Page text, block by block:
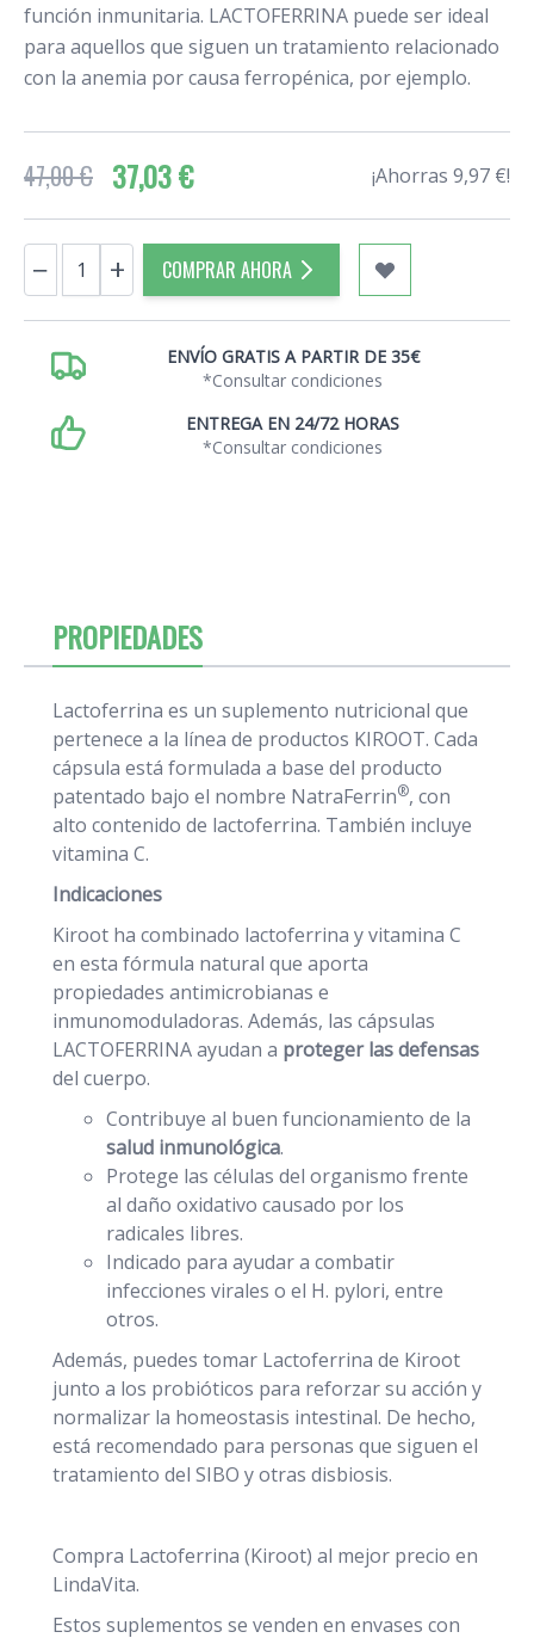
función inmunitaria. LACTOFERRINA puede ser ideal
para aquellos que siguen un tratamiento relacionado
con la anemia por causa ferropénica, por ejemplo.
47,00 € 37,03 € ¡Ahorras 9,97 €!
Cantidad
− + COMPRAR AHORA
ENVÍO GRATIS A PARTIR DE 35€
*Consultar condiciones
ENTREGA EN 24/72 HORAS
*Consultar condiciones
PROPIEDADES
Lactoferrina es un suplemento nutricional que
pertenece a la línea de productos KIROOT. Cada
cápsula está formulada a base del producto
patentado bajo el nombre NatraFerrin®, con
alto contenido de lactoferrina. También incluye
vitamina C.
Indicaciones
Kiroot ha combinado lactoferrina y vitamina C
en esta fórmula natural que aporta
propiedades antimicrobianas e
inmunomoduladoras. Además, las cápsulas
LACTOFERRINA ayudan a proteger las defensas
del cuerpo.
Contribuye al buen funcionamiento de la
salud inmunológica.
Protege las células del organismo frente
al daño oxidativo causado por los
radicales libres.
Indicado para ayudar a combatir
infecciones virales o el H. pylori, entre
otros.
Además, puedes tomar Lactoferrina de Kiroot
junto a los probióticos para reforzar su acción y
normalizar la homeostasis intestinal. De hecho,
está recomendado para personas que siguen el
tratamiento del SIBO y otras disbiosis.
Compra Lactoferrina (Kiroot) al mejor precio en
LindaVita.
Estos suplementos se venden en envases con